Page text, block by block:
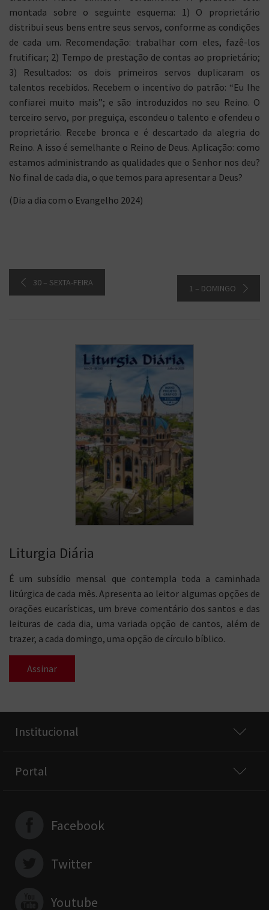
montada sobre o seguinte esquema: 1) O proprietário
distribui seus bens entre seus servos, conforme as condições
de cada um. Recomendação: trabalhar com eles, fazê-los
frutificar; 2) Tempo de prestação de contas ao proprietário;
3) Resultados: os dois primeiros servos duplicaram os
talentos recebidos. Recebem o incentivo do patrão: “Eu lhe
confiarei muito mais”; e são introduzidos no seu Reino. O
terceiro servo, por preguiça, escondeu o talento e ofendeu o
proprietário. Recebe bronca e é descartado da alegria do
Reino. A isso é semelhante o Reino de Deus. Aplicação: como
estamos administrando as qualidades que o Senhor nos deu?
No final de cada dia, o que temos para apresentar a Deus?
(Dia a dia com o Evangelho 2024)
30 – SEXTA-FEIRA
1 – DOMINGO
Liturgia Diária
É um subsídio mensal que contempla toda a caminhada
litúrgica de cada mês. Apresenta ao leitor algumas opções de
orações eucarísticas, um breve comentário dos santos e das
leituras de cada dia, uma variada opção de cantos, além de
trazer, a cada domingo, uma opção de círculo bíblico.
Assinar
Institucional
Portal
Facebook
Twitter
Youtube